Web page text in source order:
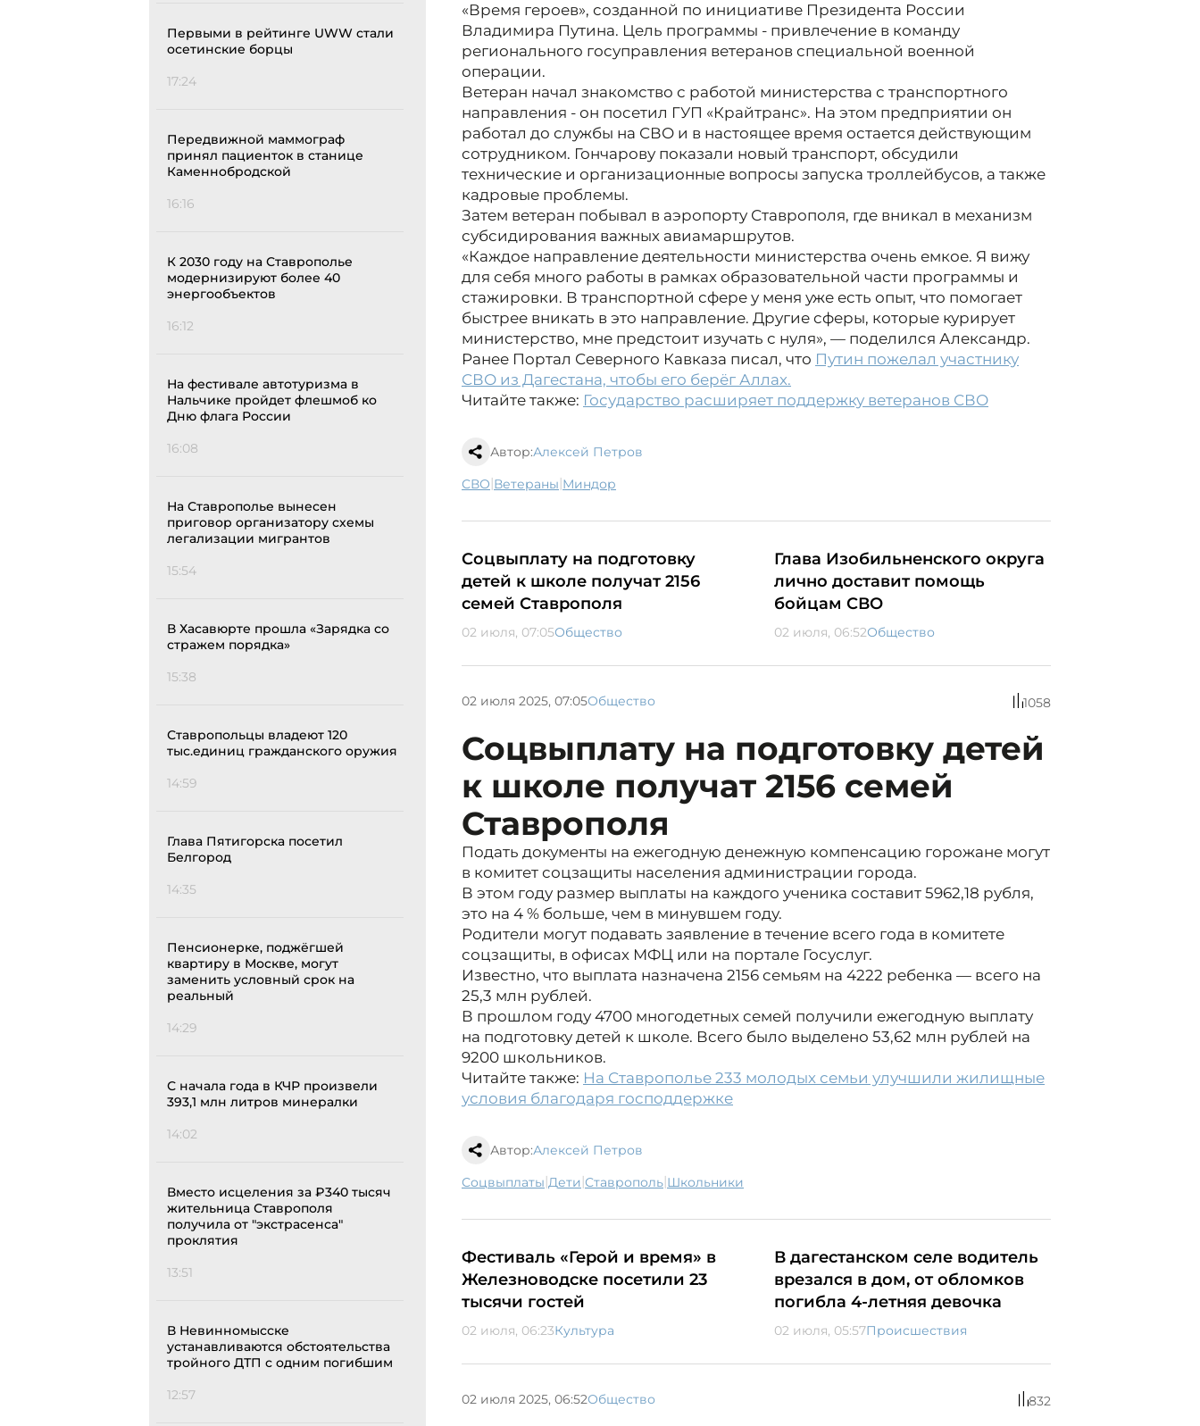
Первыми в рейтинге UWW стали
осетинские борцы
17:24
Передвижной маммограф
принял пациенток в станице
Каменнобродской
16:16
К 2030 году на Ставрополье
модернизируют более 40
энергообъектов
16:12
На фестивале автотуризма в
Нальчике пройдет флешмоб ко
Дню флага России
16:08
На Ставрополье вынесен
приговор организатору схемы
легализации мигрантов
15:54
В Хасавюрте прошла «Зарядка со
стражем порядка»
15:38
Ставропольцы владеют 120
тыс.единиц гражданского оружия
14:59
Глава Пятигорска посетил
Белгород
14:35
Пенсионерке, поджёгшей
квартиру в Москве, могут
заменить условный срок на
реальный
14:29
С начала года в КЧР произвели
393,1 млн литров минералки
14:02
Вместо исцеления за ₽340 тысяч
жительница Ставрополя
получила от "экстрасенса"
проклятия
13:51
В Невинномысске
устанавливаются обстоятельства
тройного ДТП с одним погибшим
12:57
«Время героев», созданной по инициативе Президента России
Владимира Путина. Цель программы - привлечение в команду
регионального госуправления ветеранов специальной военной
операции.
Ветеран начал знакомство с работой министерства с транспортного
направления - он посетил ГУП «Крайтранс». На этом предприятии он
работал до службы на СВО и в настоящее время остается действующим
сотрудником. Гончарову показали новый транспорт, обсудили
технические и организационные вопросы запуска троллейбусов, а также
кадровые проблемы.
Затем ветеран побывал в аэропорту Ставрополя, где вникал в механизм
субсидирования важных авиамаршрутов.
«Каждое направление деятельности министерства очень емкое. Я вижу
для себя много работы в рамках образовательной части программы и
стажировки. В транспортной сфере у меня уже есть опыт, что помогает
быстрее вникать в это направление. Другие сферы, которые курирует
министерство, мне предстоит изучать с нуля», — поделился Александр.
Ранее Портал Северного Кавказа писал, что Путин пожелал участнику
СВО из Дагестана, чтобы его берёг Аллах.
Читайте также: Государство расширяет поддержку ветеранов СВО
Автор:Алексей Петров
СВО| ветераны| Миндор
Соцвыплату на подготовку
детей к школе получат 2156
семей Ставрополя
02 июля, 07:05Общество
Глава Изобильненского округа
лично доставит помощь
бойцам СВО
02 июля, 06:52Общество
02 июля 2025, 07:05Общество 1058
Соцвыплату на подготовку детей
к школе получат 2156 семей
Ставрополя
Подать документы на ежегодную денежную компенсацию горожане могут
в комитет соцзащиты населения администрации города.
В этом году размер выплаты на каждого ученика составит 5962,18 рубля,
это на 4 % больше, чем в минувшем году.
Родители могут подавать заявление в течение всего года в комитете
соцзащиты, в офисах МФЦ или на портале Госуслуг.
Известно, что выплата назначена 2156 семьям на 4222 ребенка — всего на
25,3 млн рублей.
В прошлом году 4700 многодетных семей получили ежегодную выплату
на подготовку детей к школе. Всего было выделено 53,62 млн рублей на
9200 школьников.
Читайте также: На Ставрополье 233 молодых семьи улучшили жилищные
условия благодаря господдержке
Автор:Алексей Петров
соцвыплаты| дети| Ставрополь| школьники
Фестиваль «Герой и время» в
Железноводске посетили 23
тысячи гостей
02 июля, 06:23Культура
В дагестанском селе водитель
врезался в дом, от обломков
погибла 4-летняя девочка
02 июля, 05:57Происшествия
02 июля 2025, 06:52Общество 832